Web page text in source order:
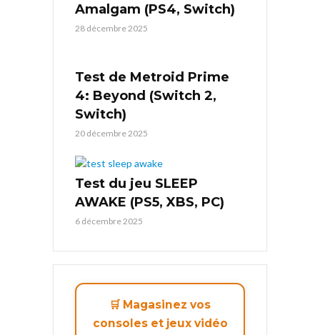
Amalgam (PS4, Switch)
28 décembre 2025
Test de Metroid Prime
4: Beyond (Switch 2,
Switch)
20 décembre 2025
Test du jeu SLEEP
AWAKE (PS5, XBS, PC)
6 décembre 2025
🛒 Magasinez vos
consoles et jeux vidéo